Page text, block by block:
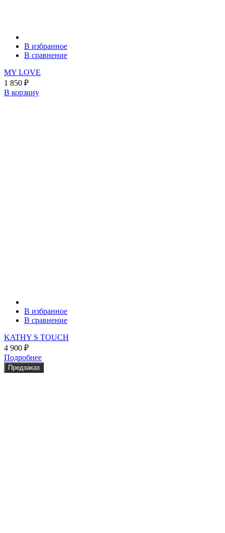
В избранное
В сравнение
MY LOVE
1 850 ₽
В корзину
В избранное
В сравнение
KATHY S TOUCH
4 900 ₽
Подробнее
Предзаказ